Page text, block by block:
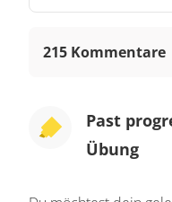
untersucht werden
Alibi fragt, sagt sie:
der Einbruch
ihrem Buchclub.
215 Kommentare
Past
Übung